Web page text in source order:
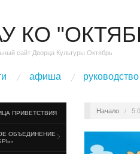
КО
сайт Дворца Культуры Октябрь
афиша руководство
ПРИВЕТСТВИЯ
ОБЪЕДИНЕНИЕ
Начало /